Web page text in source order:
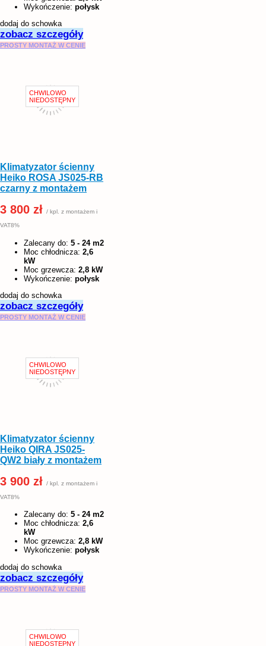
Wykończenie: połysk
dodaj do schowka
zobacz szczegóły
PROSTY MONTAŻ W CENIE
Klimatyzator ścienny
Heiko ROSA JS025-RB
czarny z montażem
3 800 zł / kpl. z montażem i
VAT8%
Zalecany do: 5 - 24 m2
Moc chłodnicza: 2,6
kW
Moc grzewcza: 2,8 kW
Wykończenie: połysk
dodaj do schowka
zobacz szczegóły
PROSTY MONTAŻ W CENIE
Klimatyzator ścienny
Heiko QIRA JS025-
QW2 biały z montażem
3 900 zł / kpl. z montażem i
VAT8%
Zalecany do: 5 - 24 m2
Moc chłodnicza: 2,6
kW
Moc grzewcza: 2,8 kW
Wykończenie: połysk
dodaj do schowka
zobacz szczegóły
PROSTY MONTAŻ W CENIE